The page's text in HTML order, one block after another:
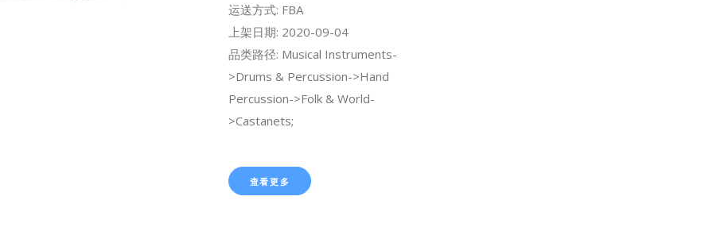
运送方式: FBA
上架日期: 2020-09-04
品类路径: Musical Instruments-
>Drums & Percussion->Hand
Percussion->Folk & World-
>Castanets;
查看更多